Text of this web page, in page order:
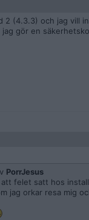
2 (4.3.3) och jag vill
gör en
PorrJesus
felet satt hos
jag orkar resa mig